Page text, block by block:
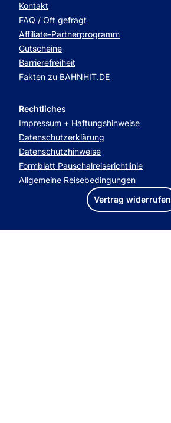
Kontakt
FAQ / Oft gefragt
Affiliate-Partnerprogramm
Gutscheine
Barrierefreiheit
Fakten zu BAHNHIT.DE
Rechtliches
Impressum + Haftungshinweise
Datenschutzerklärung
Datenschutzhinweise
Formblatt Pauschalreiserichtlinie
Allgemeine Reisebedingungen
Vertrag widerrufen